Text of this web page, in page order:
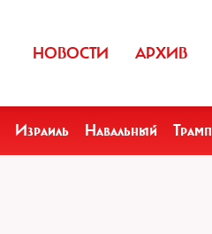
НОВОСТИ АРХИВ
Израиль Навальный Трамп